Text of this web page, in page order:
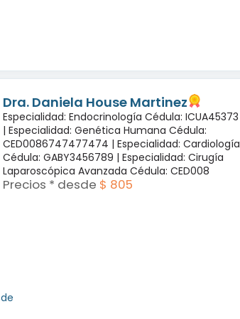
Dra. Daniela House Martinez
Especialidad: Endocrinología Cédula: ICUA45373
| Especialidad: Genética Humana Cédula:
CED0086747477474 | Especialidad: Cardiología
Cédula: GABY3456789 | Especialidad: Cirugía
Laparoscópica Avanzada Cédula: CED008
Precios * desde $ 805